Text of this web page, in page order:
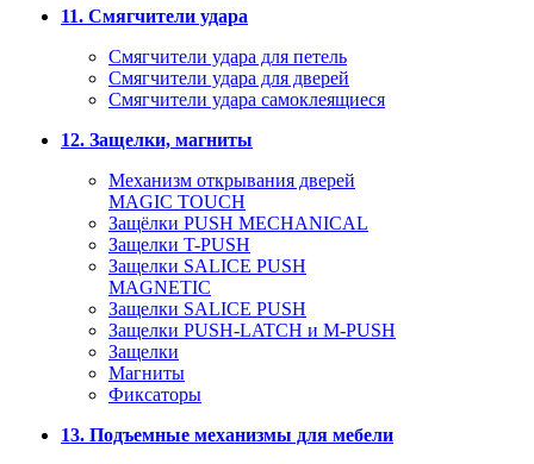
11. Смягчители удара
Смягчители удара для петель
Смягчители удара для дверей
Cмягчители удара самоклеящиеся
12. Защелки, магниты
Механизм открывания дверей
MAGIC TOUCH
Защёлки PUSH MECHANICAL
Защелки T-PUSH
Защелки SALICE PUSH
MAGNETIC
Защелки SALICE PUSH
Защелки PUSH-LATCH и M-PUSH
Защелки
Магниты
Фиксаторы
13. Подъемные механизмы для мебели